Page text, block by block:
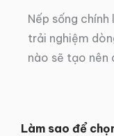
Nếp sống
trải nghiệm
nào sẽ tạo nên
Làm sao để